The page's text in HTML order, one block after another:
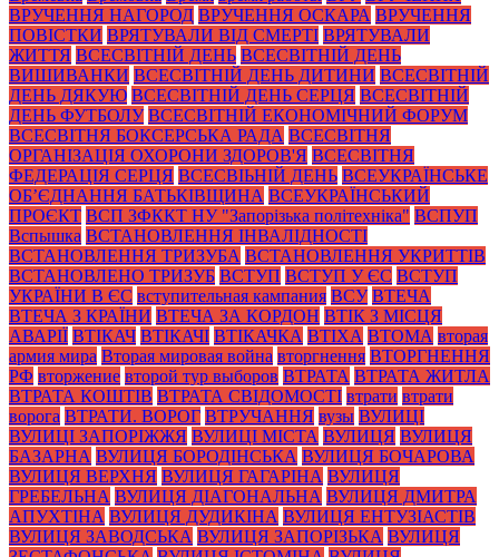
ВРУЧЕННЯ НАГОРОД ВРУЧЕННЯ ОСКАРА ВРУЧЕННЯ
ПОВІСТКИ ВРЯТУВАЛИ ВІД СМЕРТІ ВРЯТУВАЛИ
ЖИТТЯ ВСЕСВІТНІЙ ДЕНЬ ВСЕСВІТНІЙ ДЕНЬ
ВИШИВАНКИ ВСЕСВІТНІЙ ДЕНЬ ДИТИНИ ВСЕСВІТНІЙ
ДЕНЬ ДЯКУЮ ВСЕСВІТНІЙ ДЕНЬ СЕРЦЯ ВСЕСВІТНІЙ
ДЕНЬ ФУТБОЛУ ВСЕСВІТНІЙ ЕКОНОМІЧНИЙ ФОРУМ
ВСЕСВІТНЯ БОКСЕРСЬКА РАДА ВСЕСВІТНЯ
ОРГАНІЗАЦІЯ ОХОРОНИ ЗДОРОВ'Я ВСЕСВІТНЯ
ФЕДЕРАЦІЯ СЕРЦЯ ВСЕСВІЬНІЙ ДЕНЬ ВСЕУКРАЇНСЬКЕ
ОБ’ЄДНАННЯ БАТЬКІВЩИНА ВСЕУКРАЇНСЬКИЙ
ПРОЄКТ ВСП ЗФККТ НУ "Запорізька політехніка" ВСПУП
Вспышка ВСТАНОВЛЕННЯ ІНВАЛІДНОСТІ
ВСТАНОВЛЕННЯ ТРИЗУБА ВСТАНОВЛЕННЯ УКРИТТІВ
ВСТАНОВЛЕНО ТРИЗУБ ВСТУП ВСТУП У ЄС ВСТУП
УКРАЇНИ В ЄС вступительная кампания ВСУ ВТЕЧА
ВТЕЧА З КРАЇНИ ВТЕЧА ЗА КОРДОН ВТІК З МІСЦЯ
АВАРІЇ ВТІКАЧ ВТІКАЧІ ВТІКАЧКА ВТІХА ВТОМА вторая
армия мира Вторая мировая война вторгнення ВТОРГНЕННЯ
РФ вторжение второй тур выборов ВТРАТА ВТРАТА ЖИТЛА
ВТРАТА КОШТІВ ВТРАТА СВІДОМОСТІ втрати втрати
ворога ВТРАТИ. ВОРОГ ВТРУЧАННЯ вузы ВУЛИЦІ
ВУЛИЦІ ЗАПОРІЖЖЯ ВУЛИЦІ МІСТА ВУЛИЦЯ ВУЛИЦЯ
БАЗАРНА ВУЛИЦЯ БОРОДІНСЬКА ВУЛИЦЯ БОЧАРОВА
ВУЛИЦЯ ВЕРХНЯ ВУЛИЦЯ ГАГАРІНА ВУЛИЦЯ
ГРЕБЕЛЬНА ВУЛИЦЯ ДІАГОНАЛЬНА ВУЛИЦЯ ДМИТРА
АПУХТІНА ВУЛИЦЯ ДУДИКІНА ВУЛИЦЯ ЕНТУЗІАСТІВ
ВУЛИЦЯ ЗАВОДСЬКА ВУЛИЦЯ ЗАПОРІЗЬКА ВУЛИЦЯ